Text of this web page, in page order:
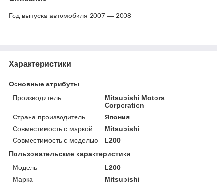
Год выпуска автомобиля 2007 ― 2008
Характеристики
Основные атрибуты
Производитель
Mitsubishi Motors
Corporation
Страна производитель
Япония
Совместимость с маркой
Mitsubishi
Совместимость с моделью
L200
Пользовательские характеристики
Модель
L200
Марка
Mitsubishi